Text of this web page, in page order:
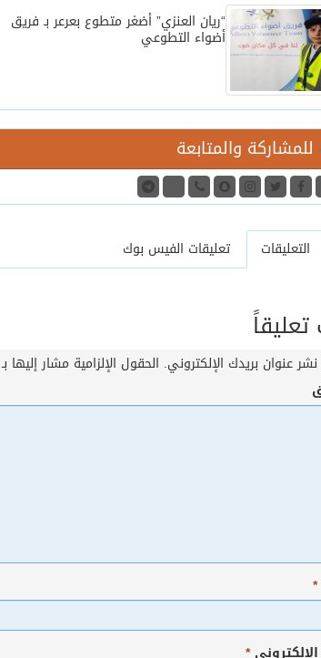
“ريان العنزي” أضغر متطوع بعرعر بـ فريق
أضواء التطوعي
للمشاركة والمتابعة
التعليقات تعليقات الفيس بوك
عنوان بريدك الإلكتروني. الحقول الإلزامية مشار إليها بـ
*
الإلكتروني*